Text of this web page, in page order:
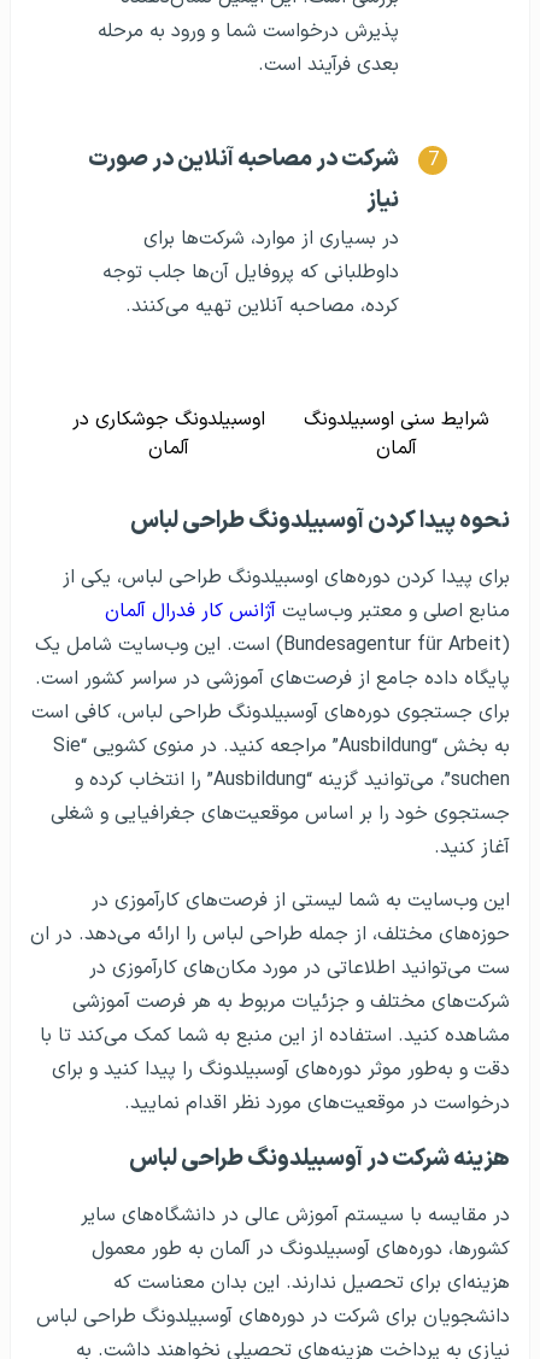
پذیرش درخواست شما و ورود به مرحله
بعدی فرآیند است.
شرکت در مصاحبه آنلاین در صورت
نیاز
در بسیاری از موارد، شرکت‌ها برای
داوطلبانی که پروفایل آن‌ها جلب توجه
کرده، مصاحبه آنلاین تهیه می‌کنند.
شرایط سنی اوسبیلدونگ
آلمان
اوسبیلدونگ جوشکاری در
آلمان
نحوه پیدا کردن آوسبیلدونگ طراحی لباس
برای پیدا کردن دوره‌های اوسبیلدونگ طراحی لباس، یکی از
منابع اصلی و معتبر وب‌سایت آژانس کار فدرال آلمان
(Bundesagentur für Arbeit) است. این وب‌سایت شامل یک
پایگاه داده جامع از فرصت‌های آموزشی در سراسر کشور است.
برای جستجوی دوره‌های آوسبیلدونگ طراحی لباس، کافی است
به بخش “Ausbildung” مراجعه کنید. در منوی کشویی “Sie
suchen”، می‌توانید گزینه “Ausbildung” را انتخاب کرده و
جستجوی خود را بر اساس موقعیت‌های جغرافیایی و شغلی
آغاز کنید.
این وب‌سایت به شما لیستی از فرصت‌های کارآموزی در
حوزه‌های مختلف، از جمله طراحی لباس را ارائه می‌دهد. در ان
ست می‌توانید اطلاعاتی در مورد مکان‌های کارآموزی در
شرکت‌های مختلف و جزئیات مربوط به هر فرصت آموزشی
مشاهده کنید. استفاده از این منبع به شما کمک می‌کند تا با
دقت و به‌طور موثر دوره‌های آوسبیلدونگ را پیدا کنید و برای
درخواست در موقعیت‌های مورد نظر اقدام نمایید.
هزینه شرکت در آوسبیلدونگ طراحی لباس
در مقایسه با سیستم آموزش عالی در دانشگاه‌های سایر
کشورها، دوره‌های آوسبیلدونگ در آلمان به طور معمول
هزینه‌ای برای تحصیل ندارند. این بدان معناست که
دانشجویان برای شرکت در دوره‌های آوسبیلدونگ طراحی لباس
نیازی به پرداخت هزینه‌های تحصیلی نخواهند داشت. به